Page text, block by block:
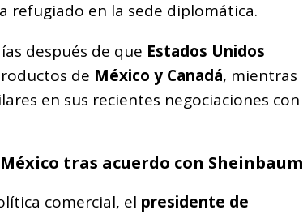
refugiado en la sede diplomática.
después de que Estados Unidos
de México y Canadá, mientras
en sus recientes negociaciones con
tras acuerdo con Sheinbaum
comercial, el presidente de